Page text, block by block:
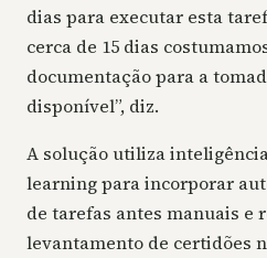
dias para executar esta
cerca de 15 dias
documentação para a
disponível”, diz.
A solução utiliza
learning para incorporar
de tarefas antes manuais e
levantamento de certidões